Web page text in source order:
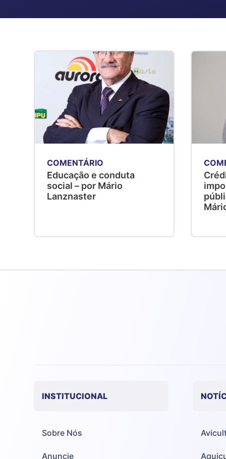
COMENTÁRIO
Educação e conduta
social – por Mário
Lanznaster
INSTITUCIONAL
Sobre Nós
Anuncie